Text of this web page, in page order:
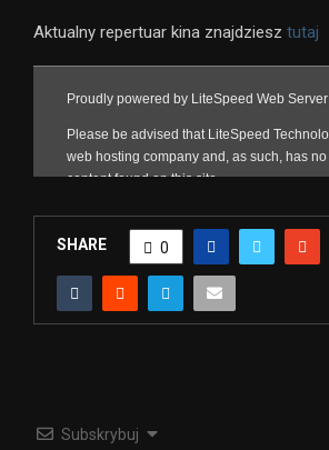
Aktualny repertuar kina znajdziesz tutaj
SHARE 0
Subskrybuj